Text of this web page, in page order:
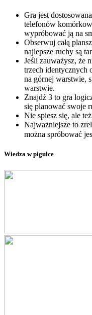
Gra jest
telefonów
wypróbować ją na
Obserwuj całą
najlepsze ruchy są
Jeśli zauważysz, że
trzech identycznych
na górnej warstwie,
warstwie.
Znajdź 3 to gra
się planować swoje
Nie spiesz się, ale
Najważniejsze to
można spróbować
Wiedza w pigułce